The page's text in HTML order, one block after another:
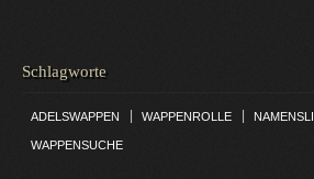
Schlagworte
ADELSWAPPEN WAPPENROLLE
WAPPENSUCHE